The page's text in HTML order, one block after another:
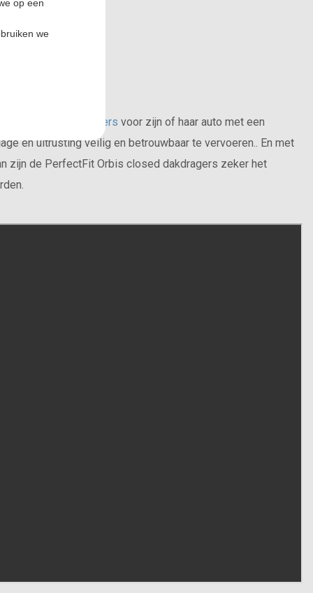
elegante dakdragers voor zijn of haar auto met een
en uitrusting veilig en betrouwbaar te vervoeren.. En met
zijn de PerfectFit Orbis closed dakdragers zeker het
op een
we